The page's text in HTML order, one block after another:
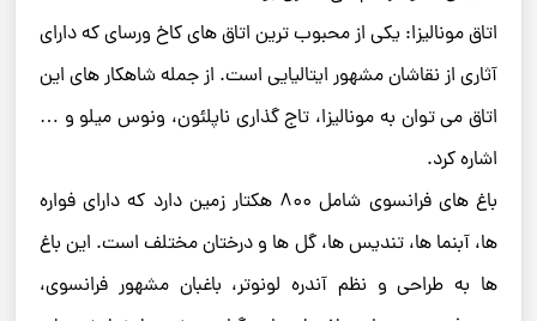
اتاق مونالیزا: یکی از محبوب ترین اتاق های کاخ ورسای که دارای
آثاری از نقاشان مشهور ایتالیایی است. از جمله شاهکار های این
اتاق می توان به مونالیزا، تاج گذاری ناپلئون، ونوس میلو و …
اشاره کرد.
باغ های فرانسوی شامل ۸۰۰ هکتار زمین دارد که دارای فواره
ها، آبنما ها، تندیس ها، گل ها و درختان مختلف است. این باغ
ها به طراحی و نظم آندره لونوتر، باغبان مشهور فرانسوی،